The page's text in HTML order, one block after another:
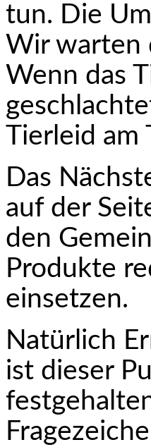
tun. Die
Wir warten
Wenn das
Tierleid
Das
auf der
den
Produkte
einsetzen.
Natürlich
ist dieser